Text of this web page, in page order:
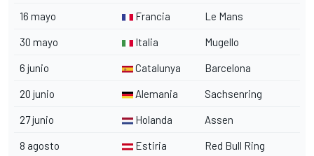
16 mayo Francia Le Mans
30 mayo Italia Mugello
6 junio Catalunya Barcelona
20 junio Alemania Sachsenring
27 junio Holanda Assen
8 agosto Estiria Red Bull Ring